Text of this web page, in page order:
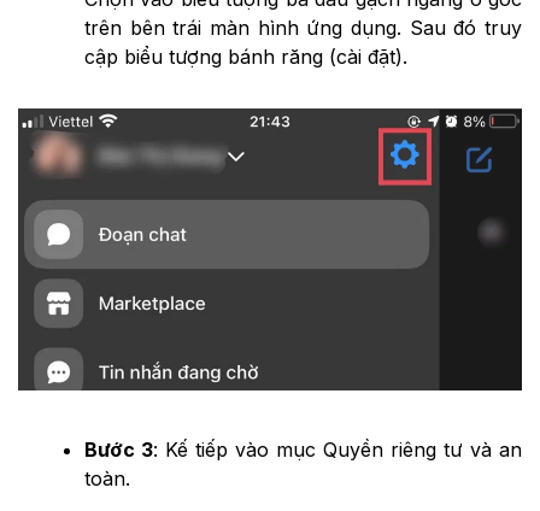
trên bên trái màn hình ứng dụng. Sau đó truy
cập biểu tượng bánh răng (cài đặt).
Bước 3: Kế tiếp vào mục Quyền riêng tư và an
toàn.